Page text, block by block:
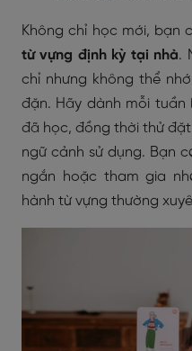
Không chỉ học mới, bạn
từ vựng định kỳ tại nhà.
chỉ nhưng không thể
đặn. Hãy dành mỗi
đã học, đồng thời thử
ngữ cảnh sử dụng. Bạn
ngắn hoặc tham gia
hành từ vựng thường